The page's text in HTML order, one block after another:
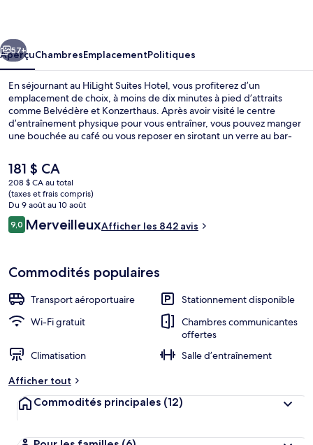
Suivant
57+
AperçuChambresEmplacementPolitiques
En séjournant au HiLight Suites Hotel, vous profiterez d’un
emplacement de choix, à moins de dix minutes à pied d’attraits
comme Belvédère et Konzerthaus. Après avoir visité le centre
d’entraînement physique pour vous entraîner, vous pouvez manger
une bouchée au café ou vous reposer en sirotant un verre au bar-
croûte/charcuterie et terrasse. Les autres voyageurs apprécient le
personnel serviable et l’emplacement accessible à pied.
L’hébergement se situe à quelques minutes de marche du transport
en commun : Station de métro Stadtpark est à quelques pas et
Weihburggasse Tram Stop se trouve à 6 minutes.
Le
prix
actuel
est
de 181 $ CA
181 $ CA
208 $ CA au total
(taxes et frais compris)
Du 9 août au 10 août
Avis
9,09,0 sur 10 –
MerveilleuxAfficher les 842 avis
Commodités populaires
Transport aéroportuaire
Stationnement disponible
Wi-Fi gratuit
Chambres communicantes
offertes
Climatisation
Salle d’entraînement
Afficher tout
Commodités principales (12)